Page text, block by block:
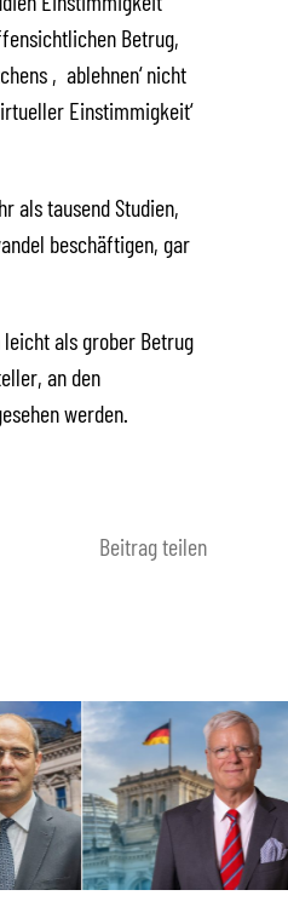
Betrug,
‚ablehnen‘ nicht
Einstimmigkeit‘
als tausend Studien,
beschäftigen, gar
als grober Betrug
an den
werden.
Beitrag teilen